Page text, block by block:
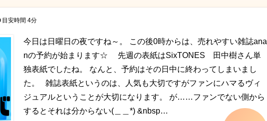
目安時間 4分
今日は日曜日の夜ですね～。 この後0時からは、売れやすい雑誌ana
nの予約が始まります☆ 先週の表紙はSixTONES 田中樹さん単
独表紙でしたね。 なんと、予約はその日中に終わってしまいまし
た。 雑誌表紙というのは、人気も大切ですがファンにハマるヴィ
ジュアルということが大切になります。 が……ファンでない側から
するとそれは分からない(＿＿*) &nbsp…